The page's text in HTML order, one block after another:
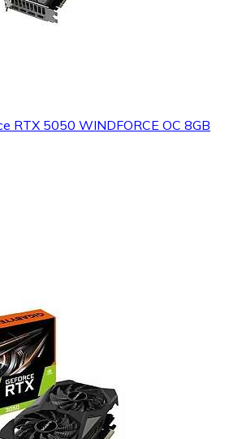
RTX 5050 WINDFORCE OC 8GB